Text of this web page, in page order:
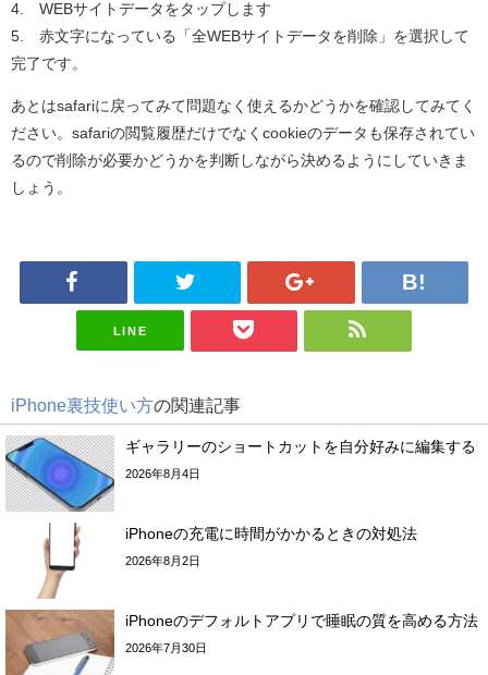
4. WEBサイトデータをタップします
5. 赤文字になっている「全WEBサイトデータを削除」を選択して
完了です。
あとはsafariに戻ってみて問題なく使えるかどうかを確認してみてく
ださい。safariの閲覧履歴だけでなくcookieのデータも保存されてい
るので削除が必要かどうかを判断しながら決めるようにしていきま
しょう。
LINE
iPhone裏技使い方の関連記事
ギャラリーのショートカットを自分好みに編集する
2026年8月4日
iPhoneの充電に時間がかかるときの対処法
2026年8月2日
iPhoneのデフォルトアプリで睡眠の質を高める方法
2026年7月30日